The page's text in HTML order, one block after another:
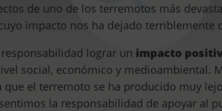
de uno de los terremotos más
impacto nos ha dejado terriblemente
lograr un impacto
social, económico y medioambiental.
que el terremoto se ha producido muy
la responsabilidad de apoyar al